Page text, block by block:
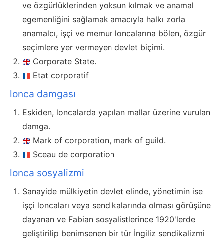
ve özgürlüklerinden yoksun kılmak ve anamal
egemenliğini sağlamak amacıyla halkı zorla
anamalcı, işçi ve memur loncalarına bölen, özgür
seçimlere yer vermeyen devlet biçimi.
Corporate State.
Etat corporatif
lonca damgası
Eskiden, loncalarda yapılan mallar üzerine vurulan
damga.
Mark of corporation, mark of guild.
Sceau de corporation
lonca sosyalizmi
Sanayide mülkiyetin devlet elinde, yönetimin ise
işçi loncaları veya sendikalarında olması görüşüne
dayanan ve Fabian sosyalistlerince 1920'lerde
geliştirilip benimsenen bir tür İngiliz sendikalizmi